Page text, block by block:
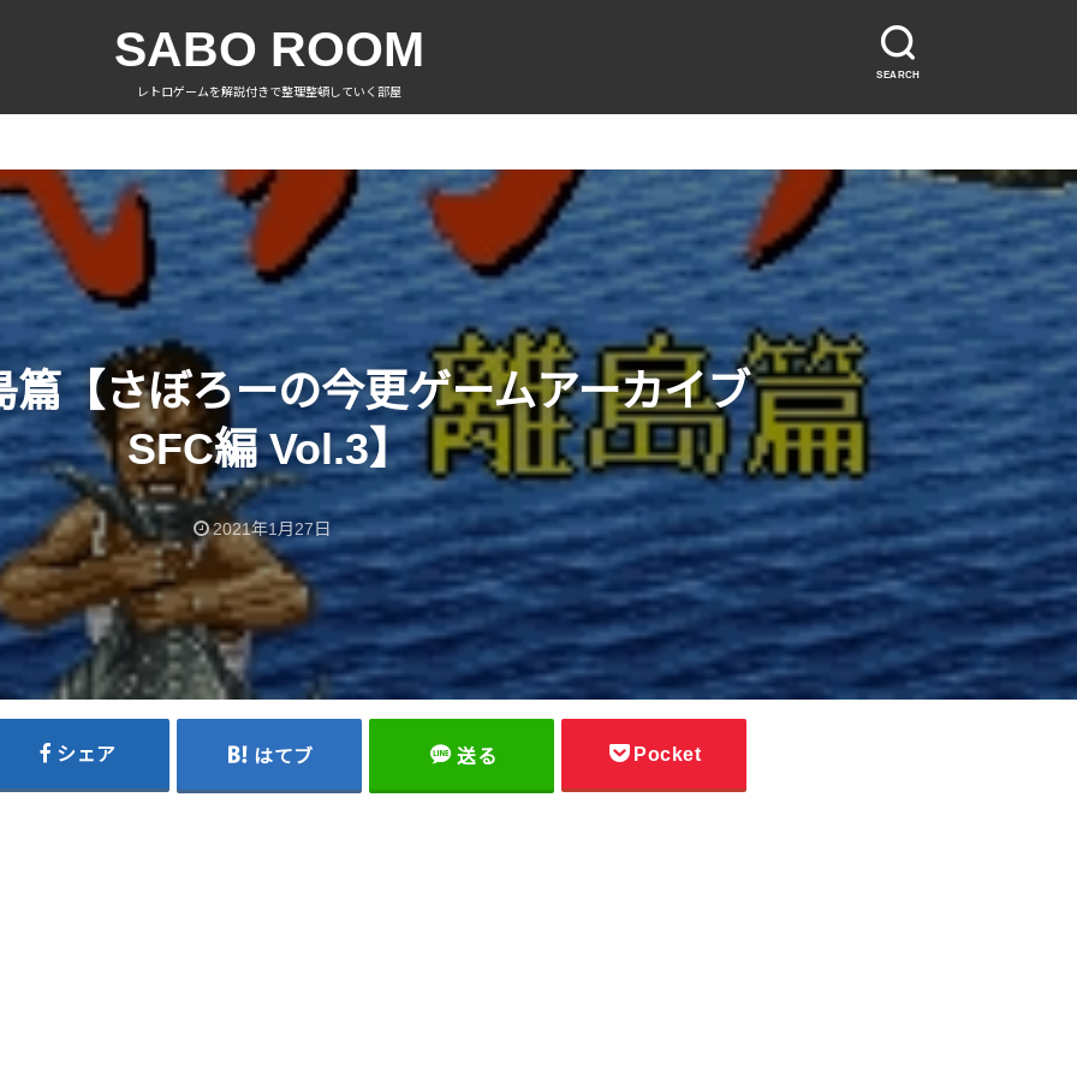
SEARCH
SABO ROOM
レトロゲームを解説付きで整理整頓していく部屋
篇【さぼろーの今更ゲームアーカイブ
SFC編 Vol.3】
2021年1月27日
シェア はてブ 送る Pocket